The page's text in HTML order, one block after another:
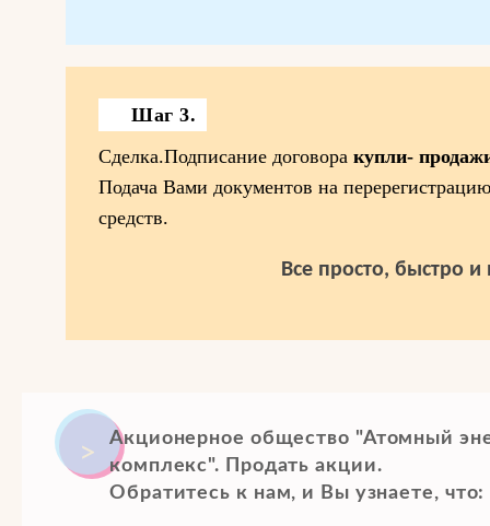
Шаг 3.
Сделка.Подписание договора купли-
Подача Вами документов на
средств.
Все просто, быстро и
Акционерное общество "Атомный
комплекс". Продать акции.
Обратитесь к нам, и Вы узнаете, что: